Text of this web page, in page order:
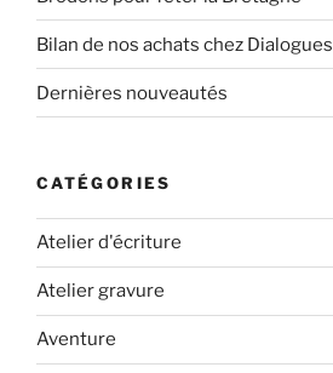
Bilan de nos achats chez Dialogues
Dernières nouveautés
CATÉGORIES
Atelier d'écriture
Atelier gravure
Aventure